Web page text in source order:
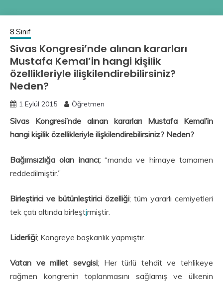
8.Sınıf
Sivas Kongresi’nde alınan kararları
Mustafa Kemal’in hangi kişilik
özellikleriyle ilişkilendirebilirsiniz?
Neden?
1 Eylül 2015 Öğretmen
Sivas Kongresi’nde alınan kararları Mustafa Kemal’in
hangi kişilik özellikleriyle ilişkilendirebilirsiniz? Neden?
Bağımsızlığa olan inancı; “manda ve himaye tamamen
reddedilmiştir.”
Birleştirici ve bütünleştirici özelliği; tüm yararlı cemiyetleri
tek çatı altında birleştirmiştir.
Liderliği; Kongreye başkanlık yapmıştır.
Vatan ve millet sevgisi; Her türlü tehdit ve tehlikeye
rağmen kongrenin toplanmasını sağlamış ve ülkenin